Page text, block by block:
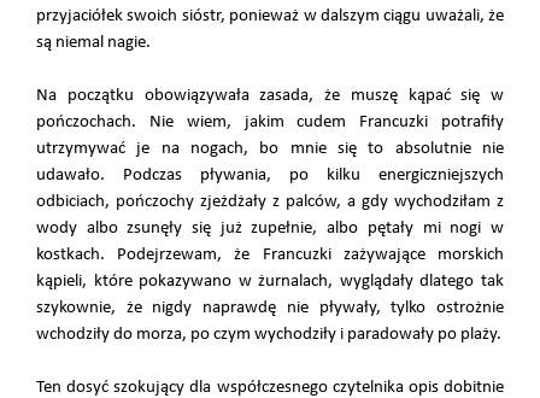
przyjaciółek swoich sióstr, ponieważ w dalszym ciągu uważali, że
są niemal nagie.
Na początku obowiązywała zasada, że muszę kąpać się w
pończochach. Nie wiem, jakim cudem Francuzki potrafiły
utrzymywać je na nogach, bo mnie się to absolutnie nie
udawało. Podczas pływania, po kilku energiczniejszych
odbiciach, pończochy zjeżdżały z palców, a gdy wychodziłam z
wody albo zsunęły się już zupełnie, albo pętały mi nogi w
kostkach. Podejrzewam, że Francuzki zażywające morskich
kąpieli, które pokazywano w żurnalach, wyglądały dlatego tak
szykownie, że nigdy naprawdę nie pływały, tylko ostrożnie
wchodziły do morza, po czym wychodziły i paradowały po plaży.
Ten dosyć szokujący dla współczesnego czytelnika opis dobitnie